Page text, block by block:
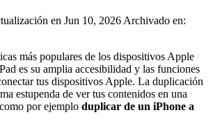
en Jun 10, 2026 Archivado en:
más populares de los dispositivos Apple
es su amplia accesibilidad y las funciones
tus dispositivos Apple. La duplicación
estupenda de ver tus contenidos en una
por ejemplo duplicar de un iPhone a